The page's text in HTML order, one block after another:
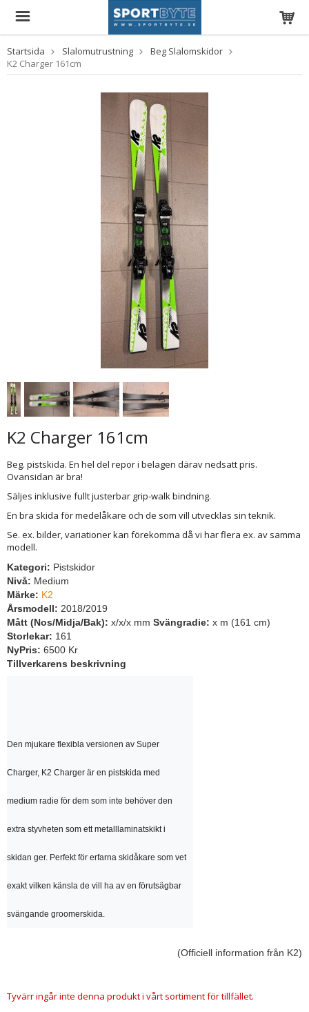
Startsida Slalomutrustning
Beg Slalomskidor
K2 Charger 161cm
K2 Charger 161cm
Beg. pistskida. En hel del repor i belagen därav nedsatt pris.
Ovansidan är bra!
Säljes inklusive fullt justerbar grip-walk bindning.
En bra skida för medelåkare och de som vill utvecklas sin teknik.
Se. ex. bilder, variationer kan förekomma då vi har flera ex. av samma
modell.
Kategori: Pistskidor
Nivå: Medium
Märke: K2
Årsmodell: 2018/2019
Mått (Nos/Midja/Bak): x/x/x mm Svängradie: x m (161 cm)
Storlekar: 161
NyPris: 6500 Kr
Tillverkarens beskrivning
Den mjukare flexibla versionen av Super
Charger, K2 Charger är en pistskida med
medium radie för dem som inte behöver den
extra styvheten som ett metalllaminatskikt i
skidan ger. Perfekt för erfarna skidåkare som vet
exakt vilken känsla de vill ha av en förutsägbar
svängande groomerskida.
(Officiell information från K2)
Tyvärr ingår inte denna produkt i vårt sortiment för tillfället.